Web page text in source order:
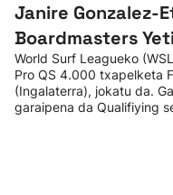
Janire Gonzalez-
Boardmasters
World Surf Leagueko
Pro QS 4.000 txapelketa
(Ingalaterra), jokatu da.
garaipena da Qualifiying